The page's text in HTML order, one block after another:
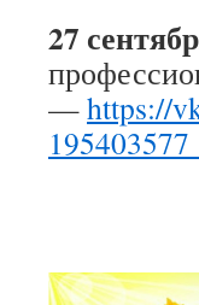
27
—https://